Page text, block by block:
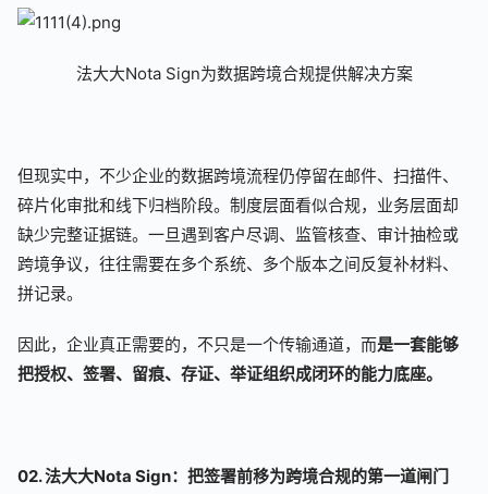
法大大Nota Sign为数据跨境合规提供解决方案
但现实中，不少企业的数据跨境流程仍停留在邮件、扫描件、
碎片化审批和线下归档阶段。制度层面看似合规，业务层面却
缺少完整证据链。一旦遇到客户尽调、监管核查、审计抽检或
跨境争议，往往需要在多个系统、多个版本之间反复补材料、
拼记录。
因此，企业真正需要的，不只是一个传输通道，而是一套能够
把授权、签署、留痕、存证、举证组织成闭环的能力底座。
02. 法大大Nota Sign：把签署前移为跨境合规的第一道闸门